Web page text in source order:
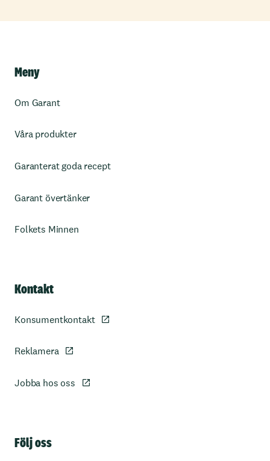
Meny
Om Garant
Våra produkter
Garanterat goda recept
Garant övertänker
Folkets Minnen
Kontakt
Konsumentkontakt
Reklamera
Jobba hos oss
Följ oss